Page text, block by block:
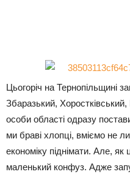
Цьогоріч на Тернопільщині
Збаразький, Хоростківський,
особи області одразу
ми браві хлопці, вміємо не
економіку піднімати. Але,
маленький конфуз. Адже